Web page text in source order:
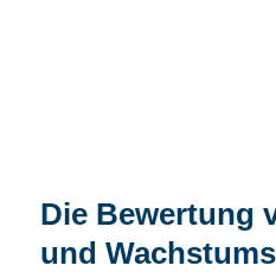
Die Bewertung
und